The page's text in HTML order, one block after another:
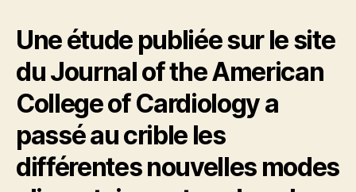
une
étude
Une étude publiée sur le site
du Journal of the American
College of Cardiology a
passé au crible les
différentes nouvelles modes